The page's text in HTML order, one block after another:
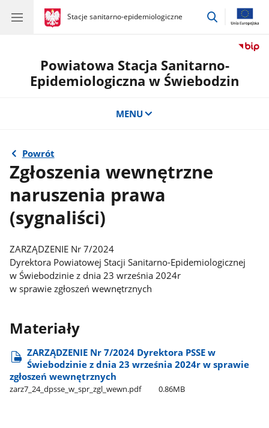
gov.pl
Stacje sanitarno-epidemiologiczne
gov.pl
Stacje
przejdź
Powiatowa Stacja Sanitarno-
Epidemiologiczna w Świebodzin
MENU
Powrót
Zgłoszenia wewnętrzne
naruszenia prawa
(sygnaliści)
ZARZĄDZENIE Nr 7/2024
Dyrektora Powiatowej Stacji Sanitarno-Epidemiologicznej
w Świebodzinie z dnia 23 września 2024r
w sprawie zgłoszeń wewnętrznych
Materiały
ZARZĄDZENIE Nr 7/2024 Dyrektora PSSE w
Świebodzinie z dnia 23 września 2024r w sprawie
zgłoszeń wewnętrznych
zarz7​_24​_dpsse​_w​_spr​_zgl​_wewn.pdf 0.86MB